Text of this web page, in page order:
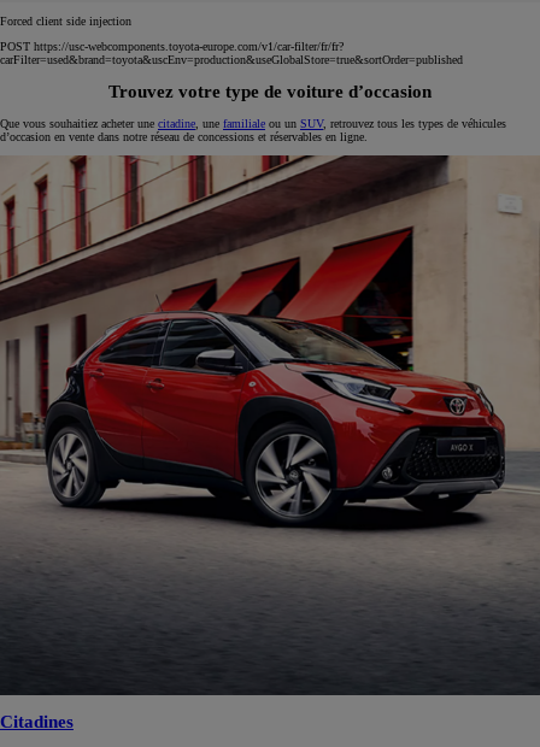
Forced client side injection
POST https://usc-webcomponents.toyota-europe.com/v1/car-filter/fr/fr?
carFilter=used&brand=toyota&uscEnv=production&useGlobalStore=true&sortOrder=published
Trouvez votre type de voiture d’occasion
Que vous souhaitiez acheter une citadine , une familiale ou un SUV, retrouvez tous les types de véhicules
d’occasion en vente dans notre réseau de concessions et réservables en ligne.
Citadines